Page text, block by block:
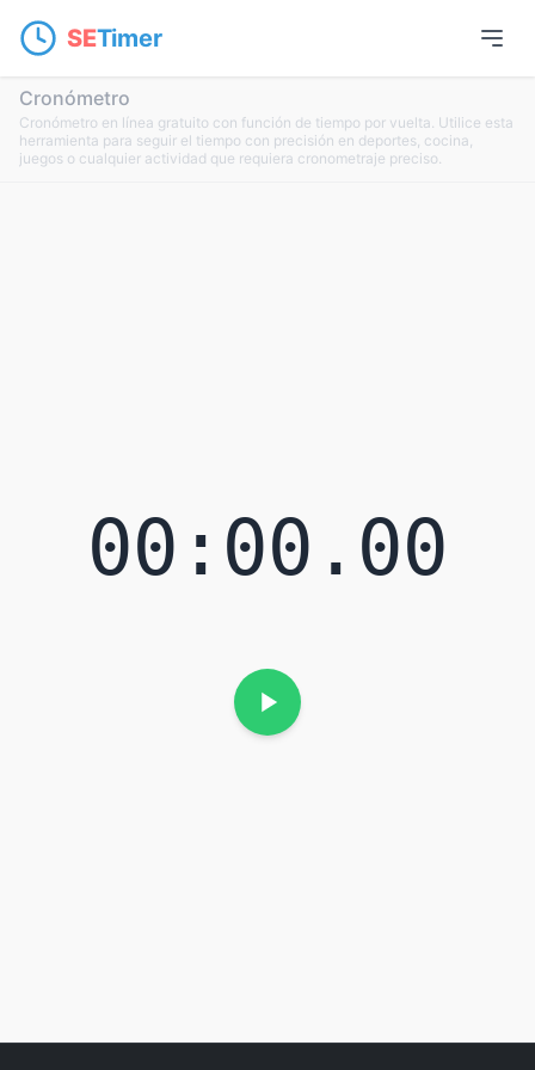
SETimer
Cronómetro
Cronómetro en línea gratuito con función de tiempo por vuelta. Utilice esta
herramienta para seguir el tiempo con precisión en deportes, cocina,
juegos o cualquier actividad que requiera cronometraje preciso.
00:00.00